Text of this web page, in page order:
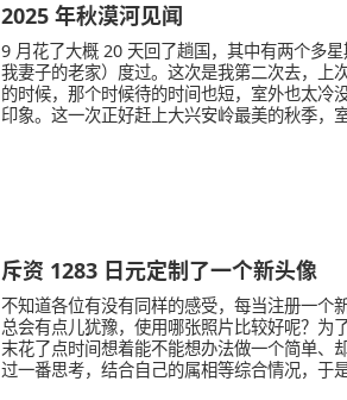
2025 年秋漠河见闻
9 月花了大概 20 天回了趟国，其中有两个多
我妻子的老家）度过。这次是我第二次去，上
的时候，那个时候待的时间也短，室外也太冷
印象。这一次正好赶上大兴安岭最美的秋季，
斥资 1283 日元定制了一个新头像
不知道各位有没有同样的感受，每当注册一个
总会有点儿犹豫，使用哪张照片比较好呢？为
末花了点时间想着能不能想办法做一个简单、
过一番思考，结合自己的属相等综合情况，于